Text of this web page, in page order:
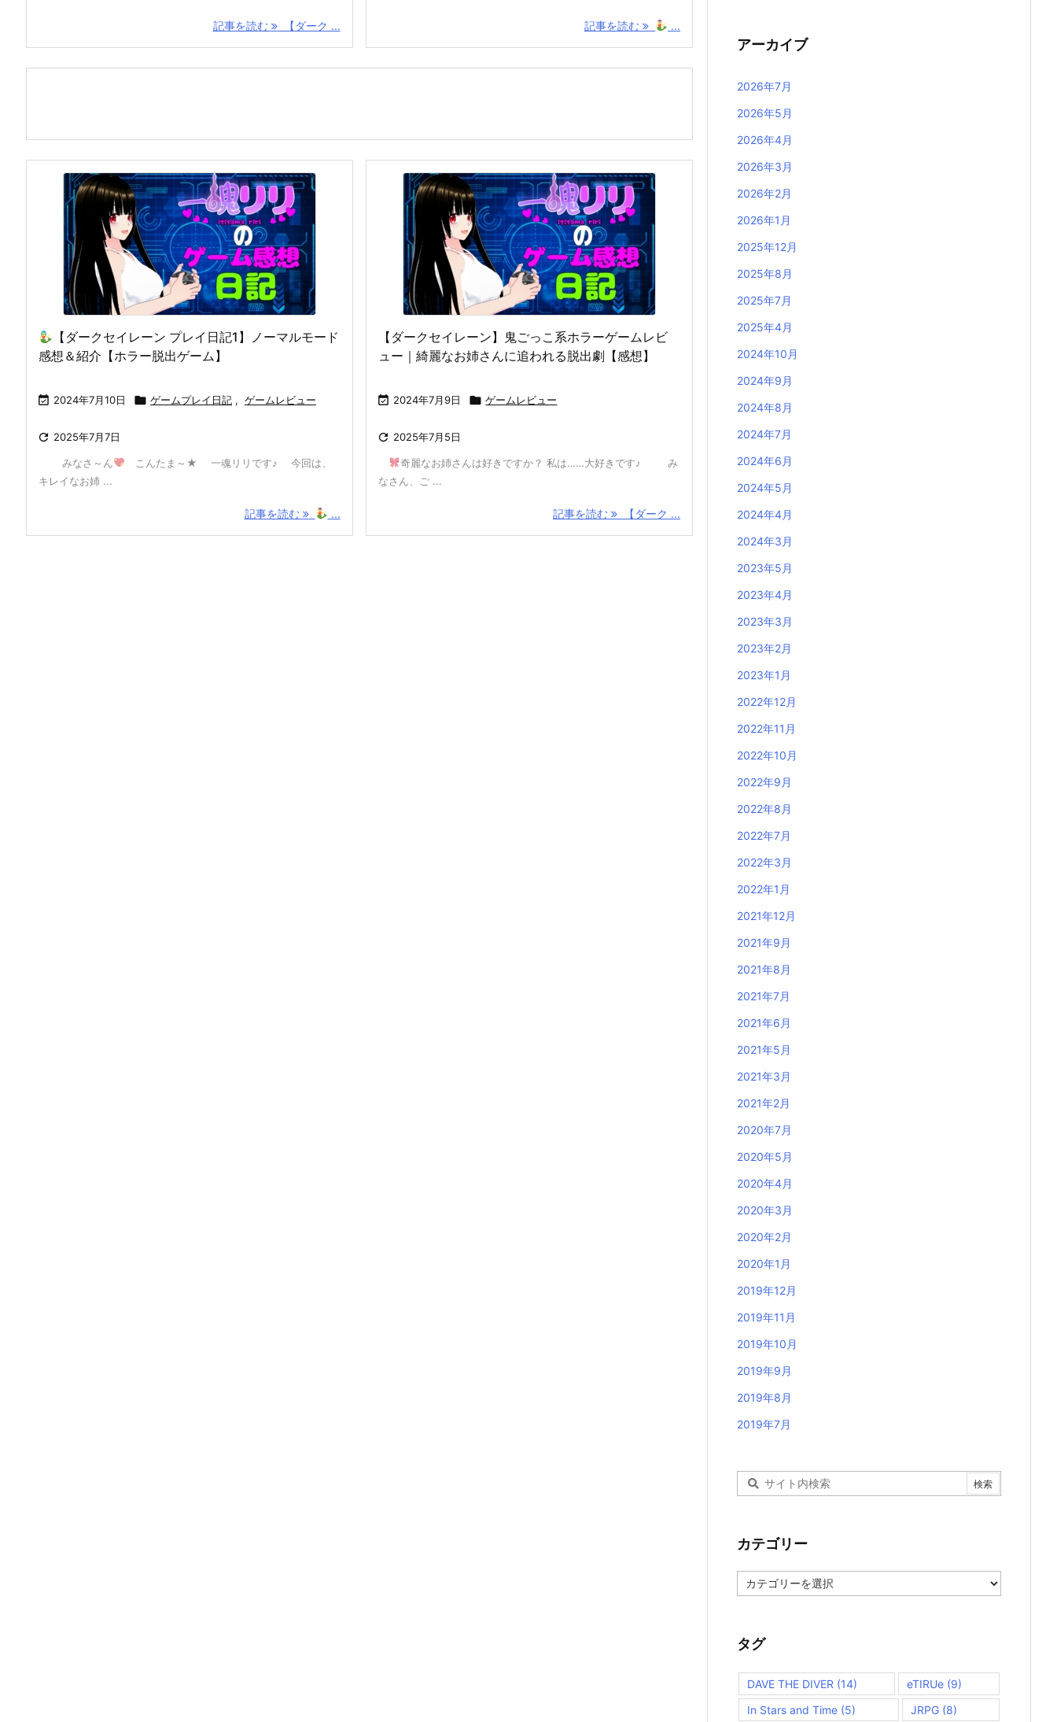
記事を読む 【ダーク ... 記事を読む ...
【ダークセイレーン プレイ日記1】ノーマルモード
感想＆紹介【ホラー脱出ゲーム】
 2024年7月10日  ゲームプレイ日記 , ゲームレビュー
 2025年7月7日
みなさ～ん
こんたま～★ 一魂リリです♪ 今回は、
キレイなお姉 ...
記事を読む ...
【ダークセイレーン】鬼ごっこ系ホラーゲームレビ
ュー｜綺麗なお姉さんに追われる脱出劇【感想】
 2024年7月9日  ゲームレビュー
 2025年7月5日
奇麗なお姉さんは好きですか？ 私は……大好きです♪ み
なさん、ご ...
記事を読む 【ダーク ...
アーカイブ
2026年7月
2026年5月
2026年4月
2026年3月
2026年2月
2026年1月
2025年12月
2025年8月
2025年7月
2025年4月
2024年10月
2024年9月
2024年8月
2024年7月
2024年6月
2024年5月
2024年4月
2024年3月
2023年5月
2023年4月
2023年3月
2023年2月
2023年1月
2022年12月
2022年11月
2022年10月
2022年9月
2022年8月
2022年7月
2022年3月
2022年1月
2021年12月
2021年9月
2021年8月
2021年7月
2021年6月
2021年5月
2021年3月
2021年2月
2020年7月
2020年5月
2020年4月
2020年3月
2020年2月
2020年1月
2019年12月
2019年11月
2019年10月
2019年9月
2019年8月
2019年7月
カテゴリー
テ
ー
タグ
DAVE THE DIVER (14) eTIRUe (9)
In Stars and Time (5) JRPG(8)